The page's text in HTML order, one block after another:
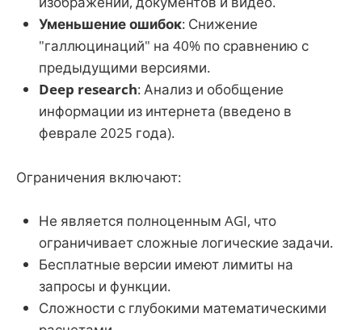
Уменьшение ошибок: Снижение
"галлюцинаций" на 40% по сравнению с
предыдущими версиями.
Deep research: Анализ и обобщение
информации из интернета (введено в
феврале 2025 года).
Ограничения включают:
Не является полноценным AGI, что
ограничивает сложные логические задачи.
Бесплатные версии имеют лимиты на
запросы и функции.
Сложности с глубокими математическими